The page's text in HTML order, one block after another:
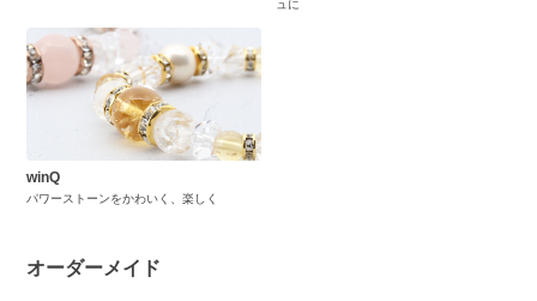
ュに
winQ
パワーストーンをかわいく、楽しく
オーダーメイド